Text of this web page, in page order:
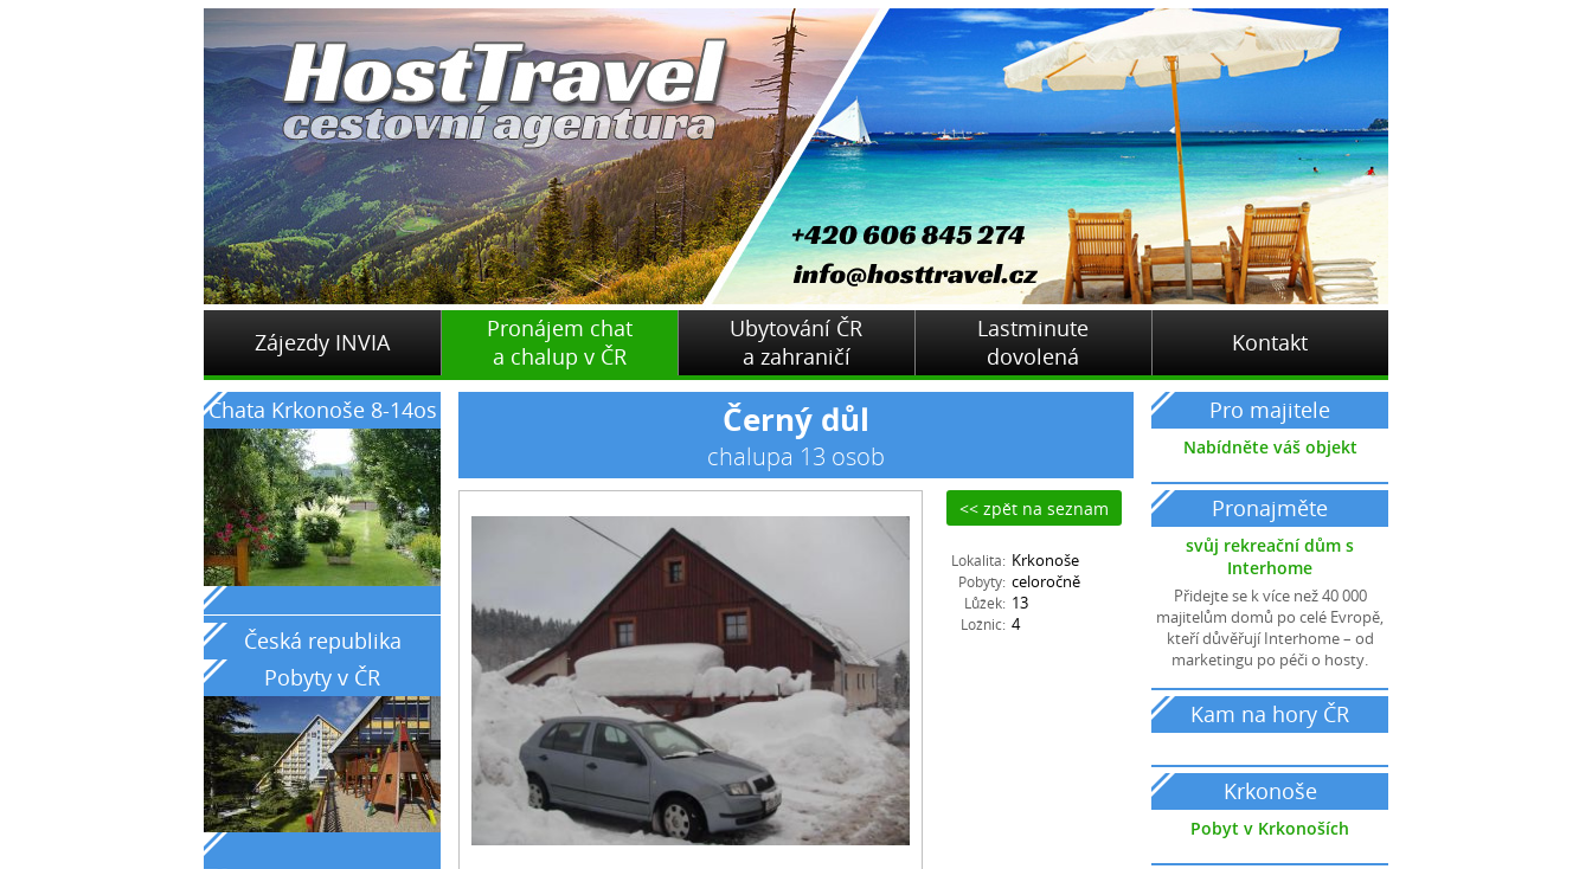
Zájezdy INVIA
Pronájem chat
a chalup v ČR
Ubytování ČR
a zahraničí
Lastminute
dovolená
Kontakt
Chata Krkonoše 8-14os
_____________________________________________
Česká republika
Pobyty v ČR
Černý důl
chalupa 13 osob
<< zpět na seznam
Lokalita: Krkonoše
Pobyty: celoročně
Lůžek: 13
Ložnic: 4
Pro majitele
Nabídněte váš objekt
Pronajměte
svůj rekreační dům s
Interhome
Přidejte se k více než 40 000
majitelům domů po celé Evropě,
kteří důvěřují Interhome – od
marketingu po péči o hosty.
Kam na hory ČR
Krkonoše
Pobyt v Krkonoších